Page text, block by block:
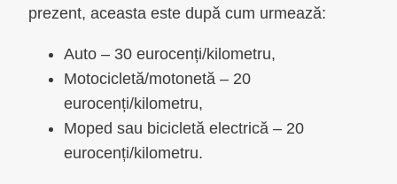
prezent, aceasta este după cum urmează:
Auto – 30 eurocenți/kilometru,
Motocicletă/motonetă – 20
eurocenți/kilometru,
Moped sau bicicletă electrică – 20
eurocenți/kilometru.